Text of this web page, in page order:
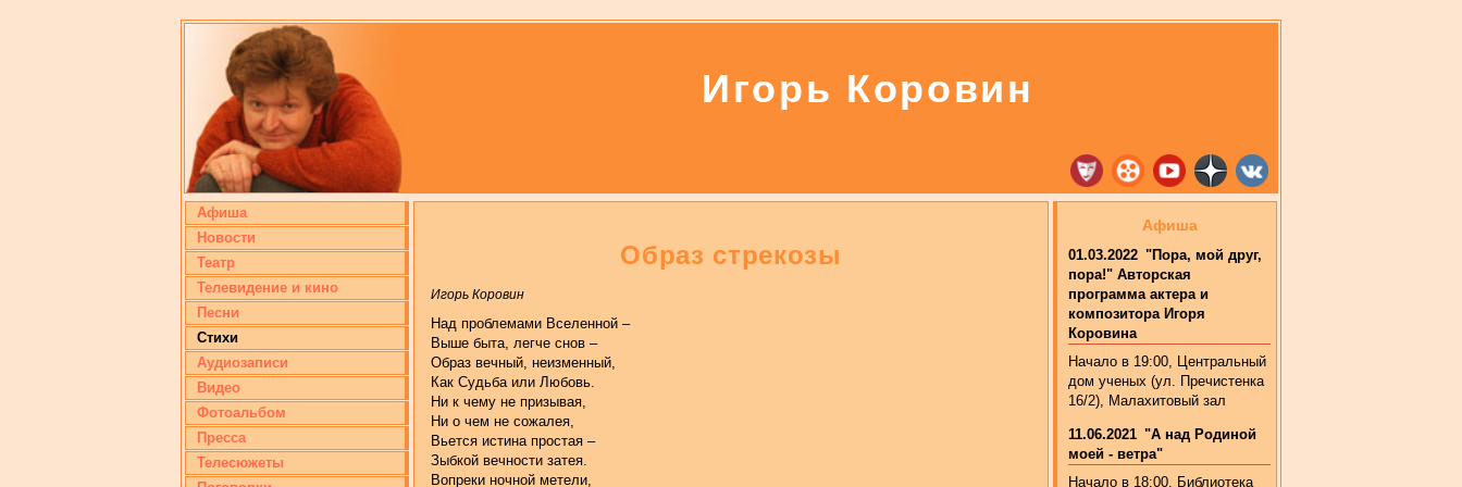
Игорь Коровин
Афиша
Новости
Театр
Телевидение и кино
Песни
Стихи
Аудиозаписи
Видео
Фотоальбом
Пресса
Телесюжеты
Образ стрекозы
Игорь Коровин
Над проблемами Вселенной –
Выше быта, легче снов –
Образ вечный, неизменный,
Как Судьба или Любовь.
Ни к чему не призывая,
Ни о чем не сожалея,
Вьется истина простая –
Зыбкой вечности затея.
Вопреки ночной метели,
Афиша
01.03.2022 "Пора, мой друг,
пора!" Авторская
программа актера и
композитора Игоря
Коровина
Начало в 19:00, Центральный
дом ученых (ул. Пречистенка
16/2), Малахитовый зал
11.06.2021 "А над Родиной
моей - ветра"
Начало в 18:00. Библиотека